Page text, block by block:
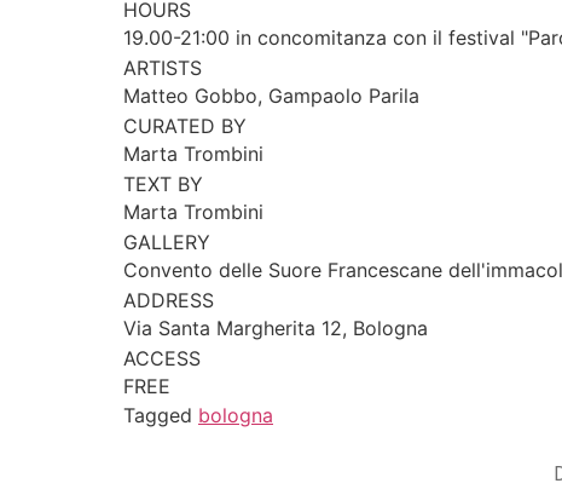
HOURS
19.00-21:00 in concomitanza con il festival
ARTISTS
Matteo Gobbo, Gampaolo Parila
CURATED BY
Marta Trombini
TEXT BY
Marta Trombini
GALLERY
Convento delle Suore Francescane
ADDRESS
Via Santa Margherita 12, Bologna
ACCESS
FREE
Tagged bologna